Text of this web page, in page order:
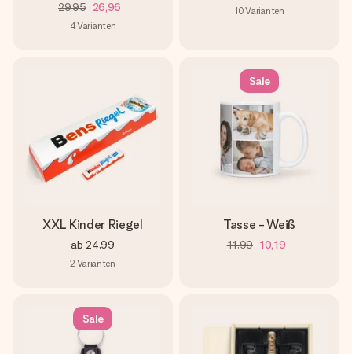
29,95 26,96
4Varianten
10Varianten
XXL Kinder Riegel
ab 24,99
2 Varianten
Sale
Tasse - Weiß
11,99 10,19
Sale